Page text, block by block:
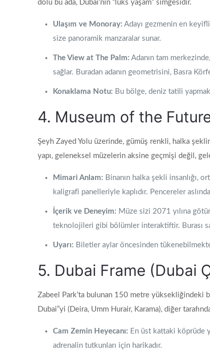
dolu bu ada, Dubai’nin “lüks yaşam” simgesidir.
Ulaşım ve Monoray: Adayı gezmenin en
size panoramik manzaralar sunar.
The View at The Palm: Adanın tam
sağlar. Buradan adanın geometrisini, Basra
Konaklama Notu: Bu bölge, deniz tatili
4. Museum of the
Şeyh Zayed Yolu üzerinde, gümüş renkli, halka
yapı, geleneksel müzelerin aksine geçmişi değil,
Mimari Anlam: Binanın halka şekli insanlığı,
kaligrafi panelleriyle kaplıdır. Pencereler
İçerik ve Deneyim: Müze sizi 2071 yılına
teknolojileri gibi bölümler interaktiftir. Burası
Uyarı: Biletler aylar öncesinden
5. Dubai Frame (Dubai
Zabeel Park’ta bulunan 150 metre yüksekliğindeki
Dubai”yi (Deira, Umm Hurair, Karama), diğer
Cam Zemin Heyecanı: En üst kattaki köprüde
adrenalin tutkunları için harikadır.